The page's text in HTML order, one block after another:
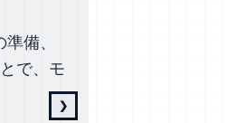
備、
で、モ
次のスライド
❯